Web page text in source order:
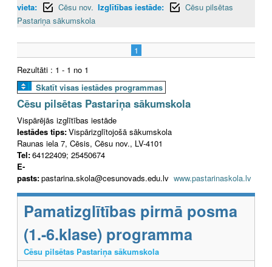
vieta:
Cēsu nov. Izglītības iestāde:
Cēsu pilsētas
Pastariņa sākumskola
1
Rezultāti : 1 - 1 no 1
Skatīt visas iestādes programmas
Cēsu pilsētas Pastariņa sākumskola
Vispārējās izglītības iestāde
Iestādes tips:Vispārizglītojošā sākumskola
Raunas iela 7, Cēsis, Cēsu nov., LV-4101
Tel:64122409; 25450674
E-
pasts:pastarina.skola@cesunovads.edu.lv www.pastarinaskola.lv
Pamatizglītības pirmā posma
(1.-6.klase) programma
Cēsu pilsētas Pastariņa sākumskola